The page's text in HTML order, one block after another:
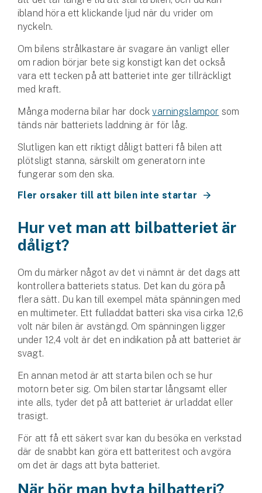
Hundförsäkring
Jakthundsförsäkring
Kattförsäkring
Djurförsäkring
Hem & hus
Villaförsäkring
Bostadsrättsförsäkring
Hyresrättsförsäkring
Fritidshusförsäkring
Företag
Företagsförsäkring
Bilförsäkring för företag
Släpvagnsförsäkring
Drönarförsäkring
För förmedlare
Gruppförsäkringar
Kommunolycksfall
ibland höra ett klickande ljud när du vrider om
nyckeln.
Om bilens strålkastare är svagare än vanligt eller
om radion börjar bete sig konstigt kan det också
vara ett tecken på att batteriet inte ger tillräckligt
med kraft.
Många moderna bilar har dockvarnings­lampor som
tänds när batteriets laddning är för låg.
Slutligen kan ett riktigt dåligt batteri få bilen att
plötsligt stanna, särskilt om generatorn inte
fungerar som den ska.
Fler orsaker till att bilen inte startar
Hur vet man att bilbatteriet är
dåligt?
Om du märker något av det vi nämnt är det dags att
kontrollera batteriets status. Det kan du göra på
flera sätt. Du kan till exempel mäta spänningen med
en multi­meter. Ett fulladdat batteri ska visa cirka 12,6
volt när bilen är avstängd. Om spänningen ligger
under 12,4 volt är det en indikation på att batteriet är
svagt.
En annan metod är att starta bilen och se hur
motorn beter sig. Om bilen startar långsamt eller
inte alls, tyder det på att batteriet är urladdat eller
trasigt.
För att få ett säkert svar kan du besöka en verkstad
där de snabbt kan göra ett batteri­test och avgöra
om det är dags att byta batteriet.
När bör man byta bilbatteri?